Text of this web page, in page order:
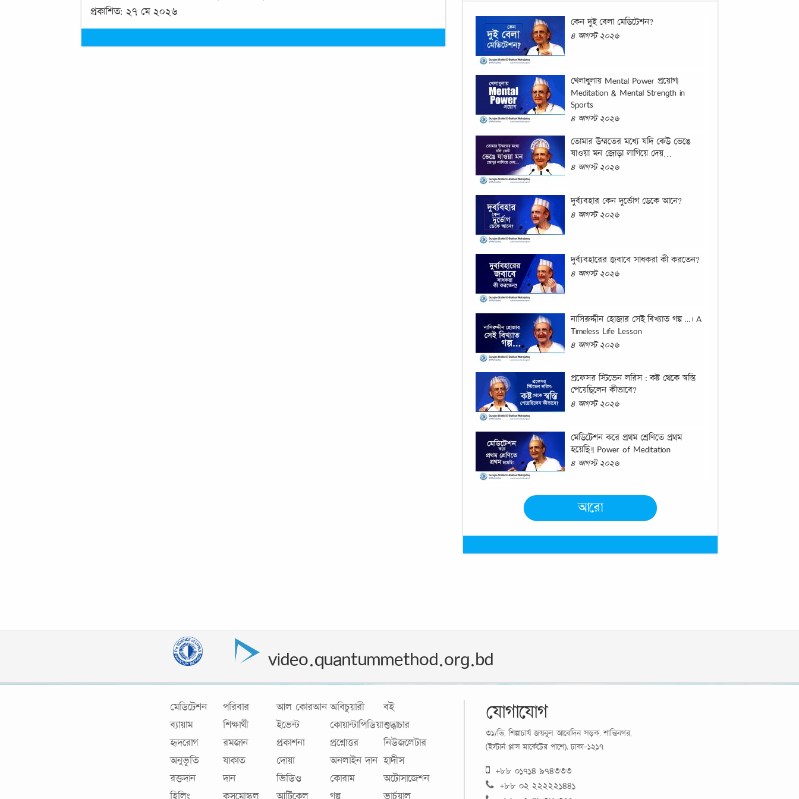
প্রকাশিত: ২৭ মে ২০২৬
কেন দুই বেলা মেডিটেশন?
৪ আগস্ট ২০২৬
খেলাধুলায় Mental Power প্রয়োগ|
Meditation & Mental Strength in
Sports
৪ আগস্ট ২০২৬
তোমার উম্মতের মধ্যে যদি কেউ ভেঙে
যাওয়া মন জোড়া লাগিয়ে দেয়...
৪ আগস্ট ২০২৬
দুর্ব্যবহার কেন দুর্ভোগ ডেকে আনে?
৪ আগস্ট ২০২৬
দুর্ব্যবহারের জবাবে সাধকরা কী করতেন?
৪ আগস্ট ২০২৬
নাসিরুদ্দীন হোজার সেই বিখ্যাত গল্প …। A
Timeless Life Lesson
৪ আগস্ট ২০২৬
প্রফেসর স্টিভেন লরিস : কষ্ট থেকে স্বস্তি
পেয়েছিলেন কীভাবে?
৪ আগস্ট ২০২৬
মেডিটেশন করে প্রথম শ্রেণিতে প্রথম
হয়েছি!| Power of Meditation
৪ আগস্ট ২০২৬
আরো
video.quantummethod.org.bd
মেডিটেশন
ব্যায়াম
হৃদরোগ
অনুভূতি
রক্তদান
হিলিং
পরিবার
শিক্ষার্থী
রমজান
যাকাত
দান
কসমোস্কুল
আল কোরআন
ইভেন্ট
প্রকাশনা
দোয়া
ভিডিও
আর্টিকেল
অবিচুয়ারী
কোয়ান্টাপিডিয়া
প্রশ্নোত্তর
অনলাইন দান
কোরাম
গল্প
বই
শুদ্ধাচার
নিউজলেটার
হাদীস
অটোসাজেশন
ভার্চুয়াল
যোগাযোগ
৩১/ভি, শিল্পাচার্য জয়নুল আবেদিন সড়ক, শান্তিনগর,
(ইস্টার্ন প্লাস মার্কেটের পাশে), ঢাকা-১২১৭
+৮৮ ০১৭১৪ ৯৭৪৩৩৩
+৮৮ ০২ ২২২২২১৪৪১